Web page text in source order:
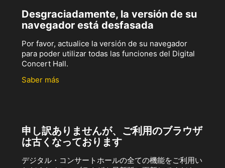
Desgraciadamente, la versión de su
navegador está desfasada
Por favor, actualice la versión de su navegador
para poder utilizar todas las funciones del Digital
Concert Hall.
Saber más
申し訳ありませんが、ご利用のブラウザ
は古くなっております
デジタル・コンサートホールの全ての機能をご利用い